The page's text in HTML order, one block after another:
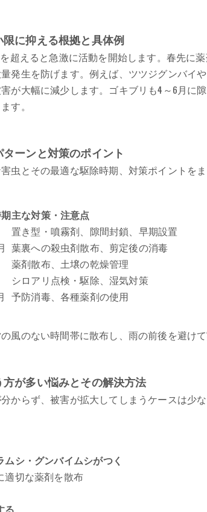
に抑える根拠と具体例
超えると急激に活動を開始します。春先に
発生を防げます。例えば、ツツジグンバイ
が大幅に減少します。ゴキブリも4～6月に
す。
ーンと対策のポイント
虫とその最適な駆除時期、対策ポイントをま
主な対策・注意点
置き型・噴霧剤、隙間封鎖、早期設置
葉裏への殺虫剤散布、剪定後の消毒
薬剤散布、土壌の乾燥管理
シロアリ点検・駆除、湿気対策
予防消毒、各種薬剤の使用
風のない時間帯に散布し、雨の前後を避けて
が多い悩みとその解決方法
からず、被害が拡大してしまうケースは少
シ・グンバイムシがつく
適切な薬剤を散布
る